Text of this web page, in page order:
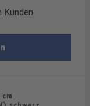
Kunden.